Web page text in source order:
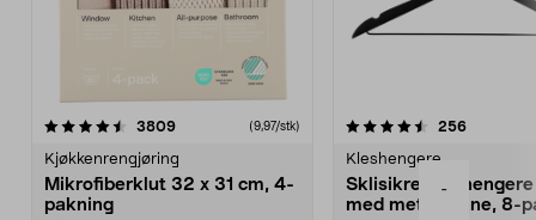
-
3809anmeldelser(9,97/stk)
Kjøkkenrengjøring
Mikrofiberklut 32 x 31 cm, 4-
pakning
4.5av 5 stjerner 256
Kleshengere
Sklisikre
med metallpinne, 8-
4.5av 5 stjerner